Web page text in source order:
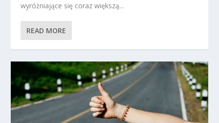
wyróżniające się coraz większą...
READ MORE